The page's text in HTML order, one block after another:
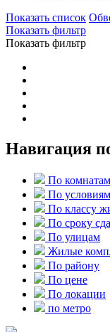
Показать список
Показать фильтр
Показать фильтр
Навигация
По комнатам
По
По классу
По сроку
По улицам
Жилые
По району
По цене
По локации
по метро